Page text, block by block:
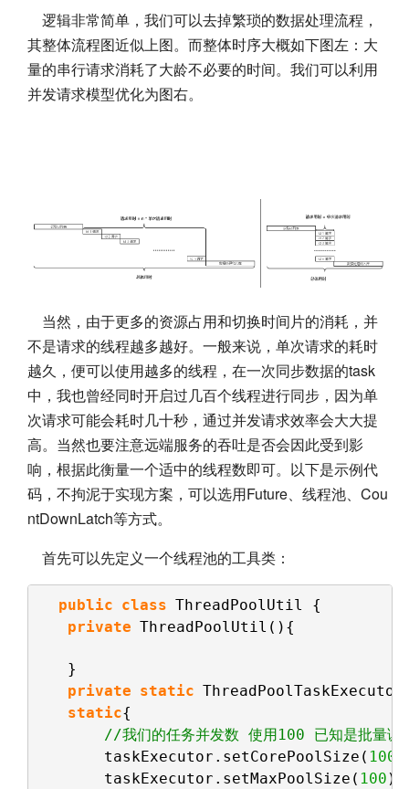
逻辑非常简单，我们可以去掉繁琐的数据处理流程，
其整体流程图近似上图。而整体时序大概如下图左：大
量的串行请求消耗了大龄不必要的时间。我们可以利用
并发请求模型优化为图右。
当然，由于更多的资源占用和切换时间片的消耗，并
不是请求的线程越多越好。一般来说，单次请求的耗时
越久，便可以使用越多的线程，在一次同步数据的task
中，我也曾经同时开启过几百个线程进行同步，因为单
次请求可能会耗时几十秒，通过并发请求效率会大大提
高。当然也要注意远端服务的吞吐是否会因此受到影
响，根据此衡量一个适中的线程数即可。以下是示例代
码，不拘泥于实现方案，可以选用Future、线程池、Cou
ntDownLatch等方式。
首先可以先定义一个线程池的工具类：
public class ThreadPoolUtil {
private ThreadPoolUtil(){
}
private static
static{
//我们的任务并发数 使用100 已知是批量调
taskExecutor.setCorePoolSize( 100
taskExecutor.setMaxPoolSize( 100 );